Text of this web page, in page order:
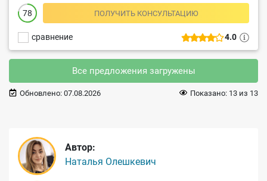
4.0
сравнение
78 ПОЛУЧИТЬ КОНСУЛЬТАЦИЮ
Все предложения загружены
Обновлено: 07.08.2026 Показано: 13 из 13
Автор:
Наталья Олешкевич